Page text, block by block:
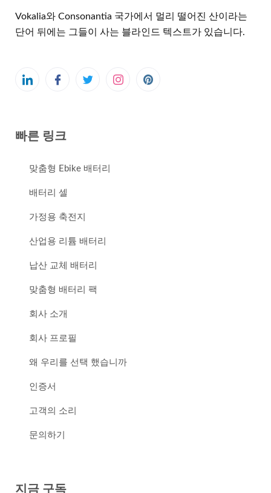
Vokalia와 Consonantia 국가에서 멀리 떨어진 산이라는
단어 뒤에는 그들이 사는 블라인드 텍스트가 있습니다.
빠른 링크
맞춤형 Ebike 배터리
배터리 셀
가정용 축전지
산업용 리튬 배터리
납산 교체 배터리
맞춤형 배터리 팩
회사 소개
회사 프로필
왜 우리를 선택 했습니까
인증서
고객의 소리
문의하기
지금 구독